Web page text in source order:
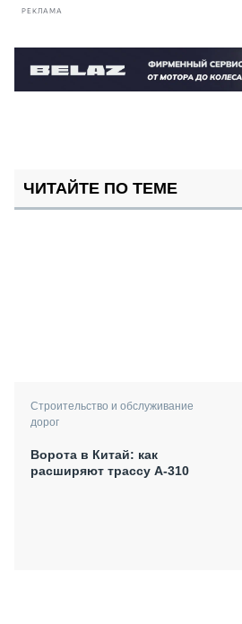
РЕКЛАМА
ЧИТАЙТЕ ПО ТЕМЕ
Строительство и обслуживание
дорог
Ворота в Китай: как
расширяют трассу А-310